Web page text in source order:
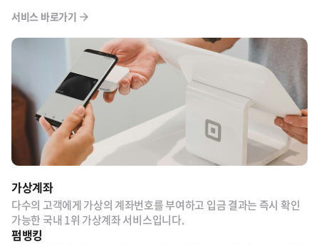
서비스 바로가기
가상계좌
다수의 고객에게 가상의 계좌번호를 부여하고 입금 결과는 즉시 확인
가능한 국내 1위 가상계좌 서비스입니다.
펌뱅킹